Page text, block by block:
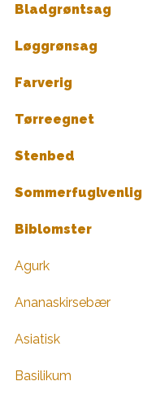
Bladgrøntsag
Løggrønsag
Farverig
Tørreegnet
Stenbed
Sommerfuglvenlig
Biblomster
Agurk
Ananaskirsebær
Asiatisk
Basilikum